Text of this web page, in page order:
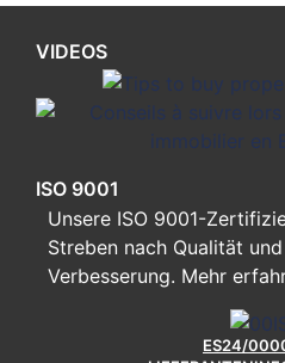
VIDEOS
ISO 9001
Unsere ISO 9001-
Streben nach Qualität
Verbesserung. Mehr
ES24/